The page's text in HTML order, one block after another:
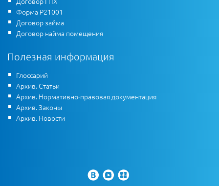
Форма Р21001
Договор займа
Договор найма помещения
Полезная информация
Глоссарий
Архив. Статьи
Архив. Нормативно-правовая документация
Архив. Законы
Архив. Новости